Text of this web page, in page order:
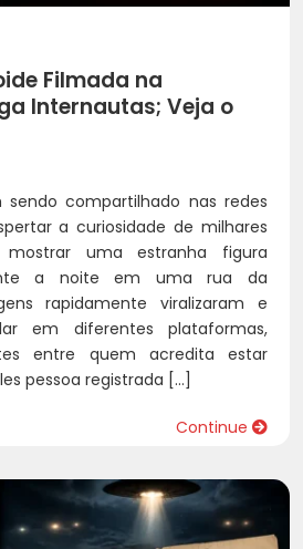
Filmada na
Internautas; Veja o
compartilhado nas redes
a curiosidade de milhares
uma estranha figura
a noite em uma rua da
rapidamente viralizaram e
em diferentes plataformas,
entre quem acredita estar
pessoa registrada […]
Continue